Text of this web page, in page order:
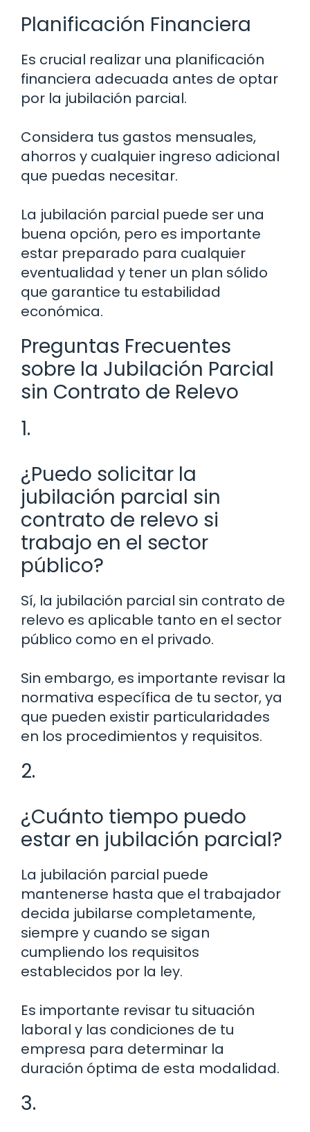
Planificación Financiera
Es crucial realizar una planificación
financiera adecuada antes de optar
por la jubilación parcial.
Considera tus gastos mensuales,
ahorros y cualquier ingreso adicional
que puedas necesitar.
La jubilación parcial puede ser una
buena opción, pero es importante
estar preparado para cualquier
eventualidad y tener un plan sólido
que garantice tu estabilidad
económica.
Preguntas Frecuentes
sobre la Jubilación Parcial
sin Contrato de Relevo
1.
¿Puedo solicitar la
jubilación parcial sin
contrato de relevo si
trabajo en el sector
público?
Sí, la jubilación parcial sin contrato de
relevo es aplicable tanto en el sector
público como en el privado.
Sin embargo, es importante revisar la
normativa específica de tu sector, ya
que pueden existir particularidades
en los procedimientos y requisitos.
2.
¿Cuánto tiempo puedo
estar en jubilación parcial?
La jubilación parcial puede
mantenerse hasta que el trabajador
decida jubilarse completamente,
siempre y cuando se sigan
cumpliendo los requisitos
establecidos por la ley.
Es importante revisar tu situación
laboral y las condiciones de tu
empresa para determinar la
duración óptima de esta modalidad.
3.